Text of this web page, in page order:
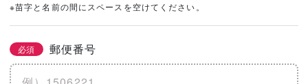
※苗字と名前の間にスペースを空けてください。
必須 郵便番号